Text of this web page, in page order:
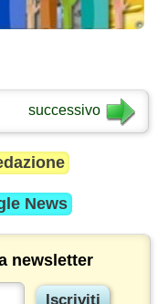
successivo
News
newsletter